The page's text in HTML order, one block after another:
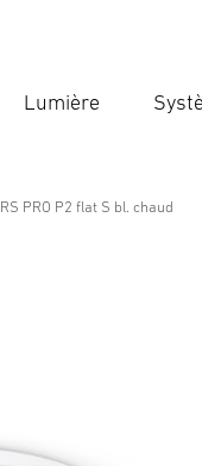
Lumière
RS PRO P2 flat S bl. chaud